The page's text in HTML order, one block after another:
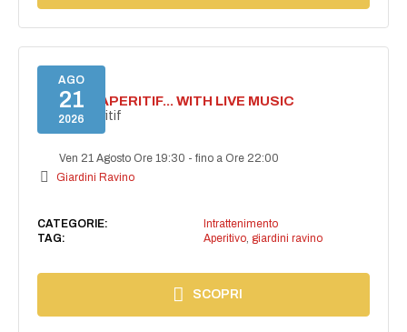
AGO
21
2026
SECRET APERITIF... WITH LIVE MUSIC
Secret aperitif
Ven 21 Agosto Ore 19:30 -fino a Ore 22:00
Giardini Ravino
CATEGORIE:
Intrattenimento
TAG:
Aperitivo, giardini ravino
SCOPRI